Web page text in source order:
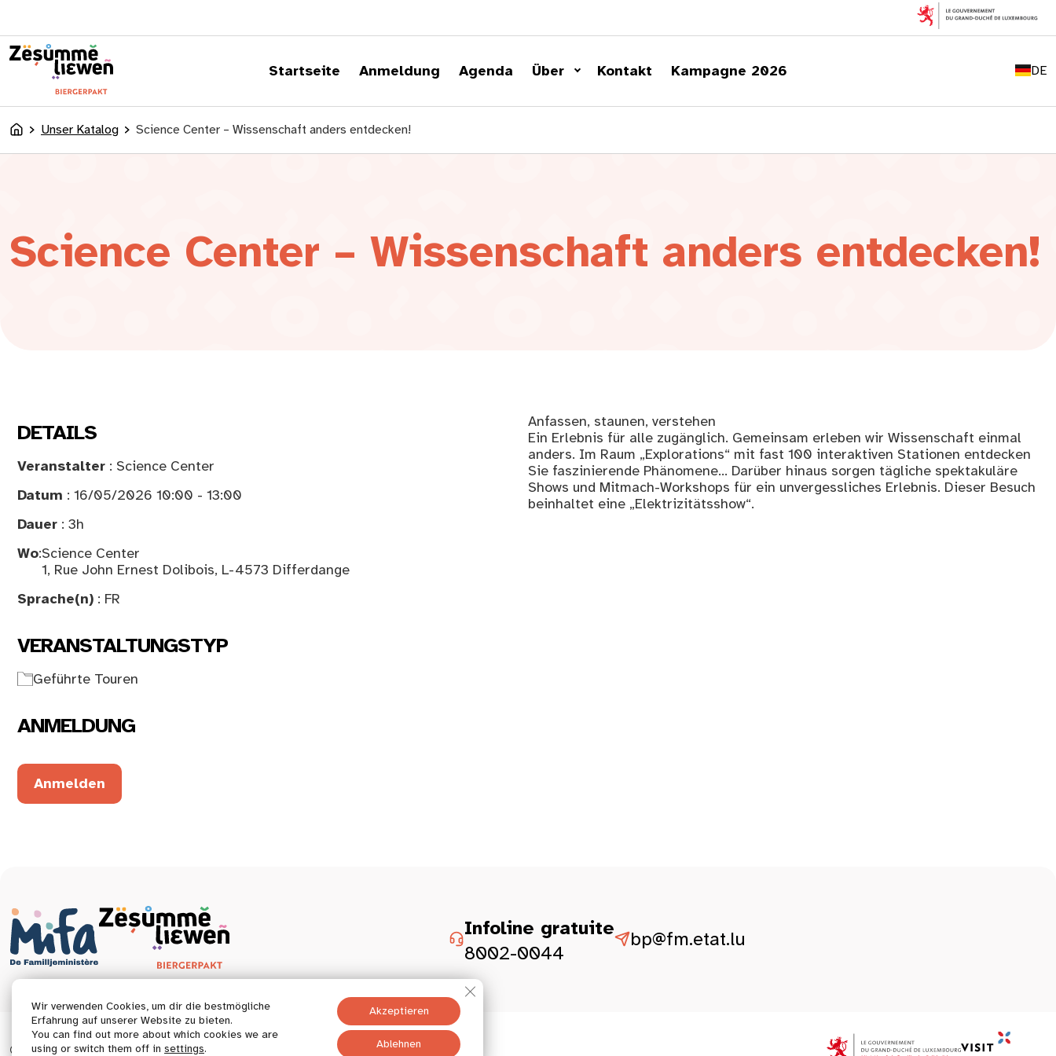
Startseite Anmeldung Agenda Über Kontakt Kampagne 2026 DE
FR
LU
AccueilUnser Katalog Science Center – Wissenschaft anders entdecken!
Science Center – Wissenschaft anders entdecken!
DETAILS
Veranstalter : Science Center
Datum : 16/05/2026 10:00 - 13:00
Dauer : 3h
Wo:Science Center
1, Rue John Ernest Dolibois, L-4573 Differdange
Sprache(n) : FR
VERANSTALTUNGSTYP
Geführte Touren
ANMELDUNG
Anmelden
Anfassen, staunen, verstehen
Ein Erlebnis für alle zugänglich. Gemeinsam erleben wir Wissenschaft einmal
anders. Im Raum „Explorations“ mit fast 100 interaktiven Stationen entdecken
Sie faszinierende Phänomene… Darüber hinaus sorgen tägliche spektakuläre
Shows und Mitmach-Workshops für ein unvergessliches Erlebnis. Dieser Besuch
beinhaltet eine „Elektrizitätsshow“.
Infoline gratuite
8002-0044
bp@fm.etat.lu
© 2026 Tous droits réservés.
Wir verwenden Cookies, um dir die bestmögliche
Erfahrung auf unserer Website zu bieten.
You can find out more about which cookies we are
using or switch them off in settings.
Akzeptieren
Ablehnen
GDPR Cookie-Banner schließen